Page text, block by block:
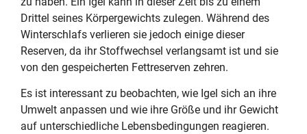
Drittel seines Körpergewichts zulegen. Während des
Winterschlafs verlieren sie jedoch einige dieser
Reserven, da ihr Stoffwechsel verlangsamt ist und sie
von den gespeicherten Fettreserven zehren.
Es ist interessant zu beobachten, wie Igel sich an ihre
Umwelt anpassen und wie ihre Größe und ihr Gewicht
auf unterschiedliche Lebensbedingungen reagieren.